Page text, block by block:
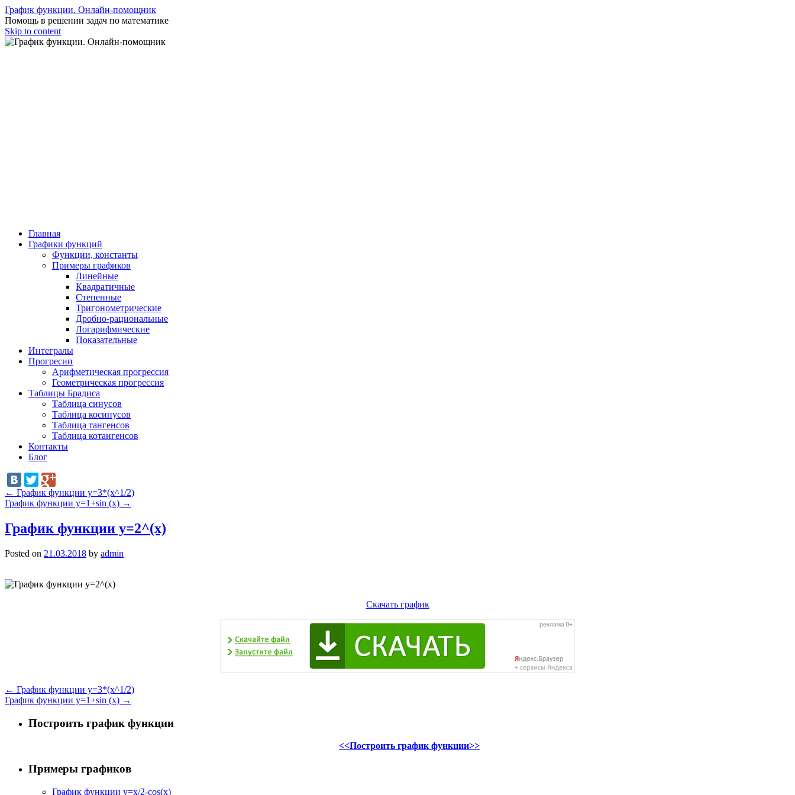
График функции. Онлайн-помощник
Помощь в решении задач по математике
Skip to content
Главная
Графики функций
Функции, константы
Примеры графиков
Линейные
Квадратичные
Степенные
Тригонометрические
Дробно-рациональные
Логарифмические
Показательные
Интегралы
Прогресии
Арифметическая прогрессия
Геометрическая прогрессия
Таблицы Брадиса
Таблица синусов
Таблица косинусов
Таблица тангенсов
Таблица котангенсов
Контакты
Блог
← График функции y=3*(x^1/2)
График функции y=1+sin (x) →
График функции y=2^(x)
Posted on 21.03.2018 by admin
Скачать график
← График функции y=3*(x^1/2)
График функции y=1+sin (x) →
Построить график функции
<<Построить график функции>>
Примеры графиков
График функции y=x/2-cos(x)